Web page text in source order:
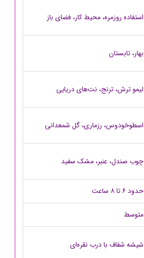
استفاده روزمره، محیط کار، فضای باز
بهار، تابستان
لیمو ترش، ترنج، نت‌های دریایی
اسطوخودوس، رزماری، گل شمعدانی
چوب صندل، عنبر، مشک سفید
حدود ۶ تا ۸ ساعت
متوسط
شیشه شفاف با درب نقره‌ای